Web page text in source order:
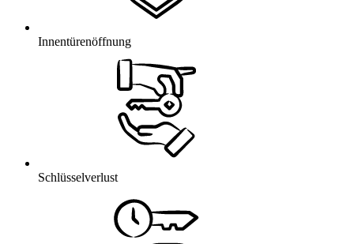
Innentürenöffnung
Schlüsselverlust